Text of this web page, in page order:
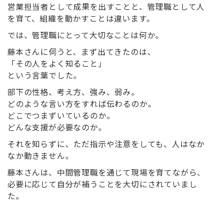
営業担当者として成果を出すことと、管理職として人
を育て、組織を動かすことは違います。
では、管理職にとって大切なことは何か。
藤本さんに伺うと、まず出てきたのは、
「その人をよく知ること」
という言葉でした。
部下の性格、考え方、強み、弱み。
どのような言い方をすれば伝わるのか。
どこでつまずいているのか。
どんな支援が必要なのか。
それを知らずに、ただ指示や注意をしても、人はなか
なか動きません。
藤本さんは、中間管理職を通じて現場を育てながら、
必要に応じて自分が補うことを大切にされていまし
た。